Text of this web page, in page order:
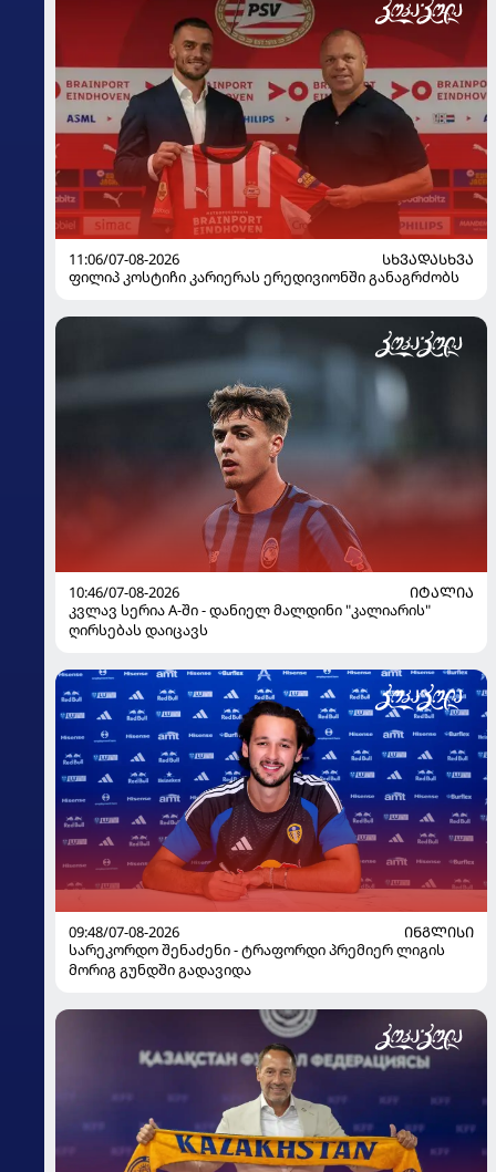
11:06/07-08-2026
ᲡᲮᲕᲐᲓᲐᲡᲮᲕᲐ
ფილიპ კოსტიჩი კარიერას ერედივიონში განაგრძობს
10:46/07-08-2026
ᲘᲢᲐᲚᲘᲐ
კვლავ სერია A-ში - დანიელ მალდინი "კალიარის"
ღირსებას დაიცავს
09:48/07-08-2026
ᲘᲜᲒᲚᲘᲡᲘ
სარეკორდო შენაძენი - ტრაფორდი პრემიერ ლიგის
მორიგ გუნდში გადავიდა